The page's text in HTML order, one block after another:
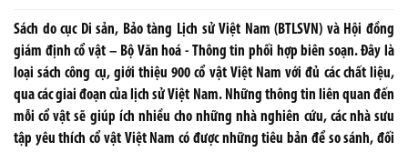
Sách do cục Di sản, Bảo tàng Lịch sử Việt Nam (BTLSVN) và Hội đồng
giám định cổ vật – Bộ Văn hoá - Thông tin phối hợp biên soạn. Đây là
loại sách công cụ, giới thiệu 900 cổ vật Việt Nam với đủ các chất liệu,
qua các giai đoạn của lịch sử Việt Nam. Những thông tin liên quan đến
mỗi cổ vật sẽ giúp ích nhiều cho những nhà nghiên cứu, các nhà sưu
tập yêu thích cổ vật Việt Nam có được những tiêu bản để so sánh, đối